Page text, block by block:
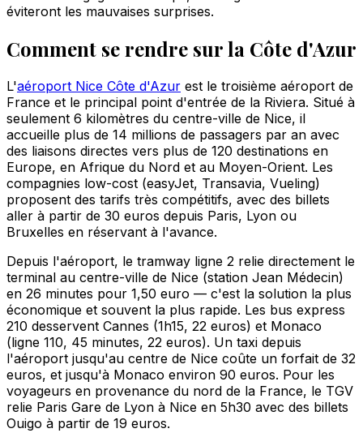
éviteront les mauvaises surprises.
Comment se rendre sur la Côte d'Azur
L'aéroport Nice Côte d'Azur est le troisième aéroport de
France et le principal point d'entrée de la Riviera. Situé à
seulement 6 kilomètres du centre-ville de Nice, il
accueille plus de 14 millions de passagers par an avec
des liaisons directes vers plus de 120 destinations en
Europe, en Afrique du Nord et au Moyen-Orient. Les
compagnies low-cost (easyJet, Transavia, Vueling)
proposent des tarifs très compétitifs, avec des billets
aller à partir de 30 euros depuis Paris, Lyon ou
Bruxelles en réservant à l'avance.
Depuis l'aéroport, le tramway ligne 2 relie directement le
terminal au centre-ville de Nice (station Jean Médecin)
en 26 minutes pour 1,50 euro — c'est la solution la plus
économique et souvent la plus rapide. Les bus express
210 desservent Cannes (1h15, 22 euros) et Monaco
(ligne 110, 45 minutes, 22 euros). Un taxi depuis
l'aéroport jusqu'au centre de Nice coûte un forfait de 32
euros, et jusqu'à Monaco environ 90 euros. Pour les
voyageurs en provenance du nord de la France, le TGV
relie Paris Gare de Lyon à Nice en 5h30 avec des billets
Ouigo à partir de 19 euros.